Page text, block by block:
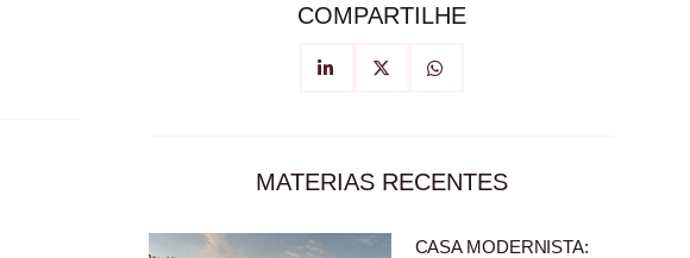
COMPARTILHE
MATERIAS RECENTES
CASA MODERNISTA: